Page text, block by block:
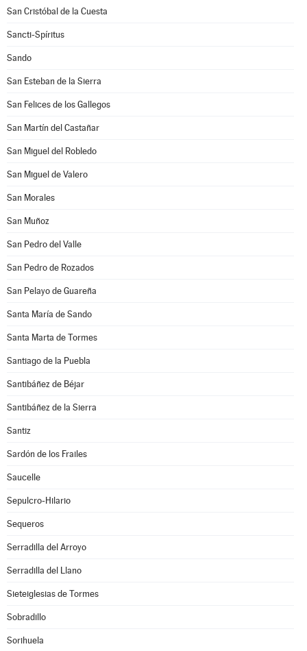
San Cristóbal de la Cuesta
Sancti-Spíritus
Sando
San Esteban de la Sierra
San Felices de los Gallegos
San Martín del Castañar
San Miguel del Robledo
San Miguel de Valero
San Morales
San Muñoz
San Pedro del Valle
San Pedro de Rozados
San Pelayo de Guareña
Santa María de Sando
Santa Marta de Tormes
Santiago de la Puebla
Santibáñez de Béjar
Santibáñez de la Sierra
Santiz
Sardón de los Frailes
Saucelle
Sepulcro-Hilario
Sequeros
Serradilla del Arroyo
Serradilla del Llano
Sieteiglesias de Tormes
Sobradillo
Sorihuela